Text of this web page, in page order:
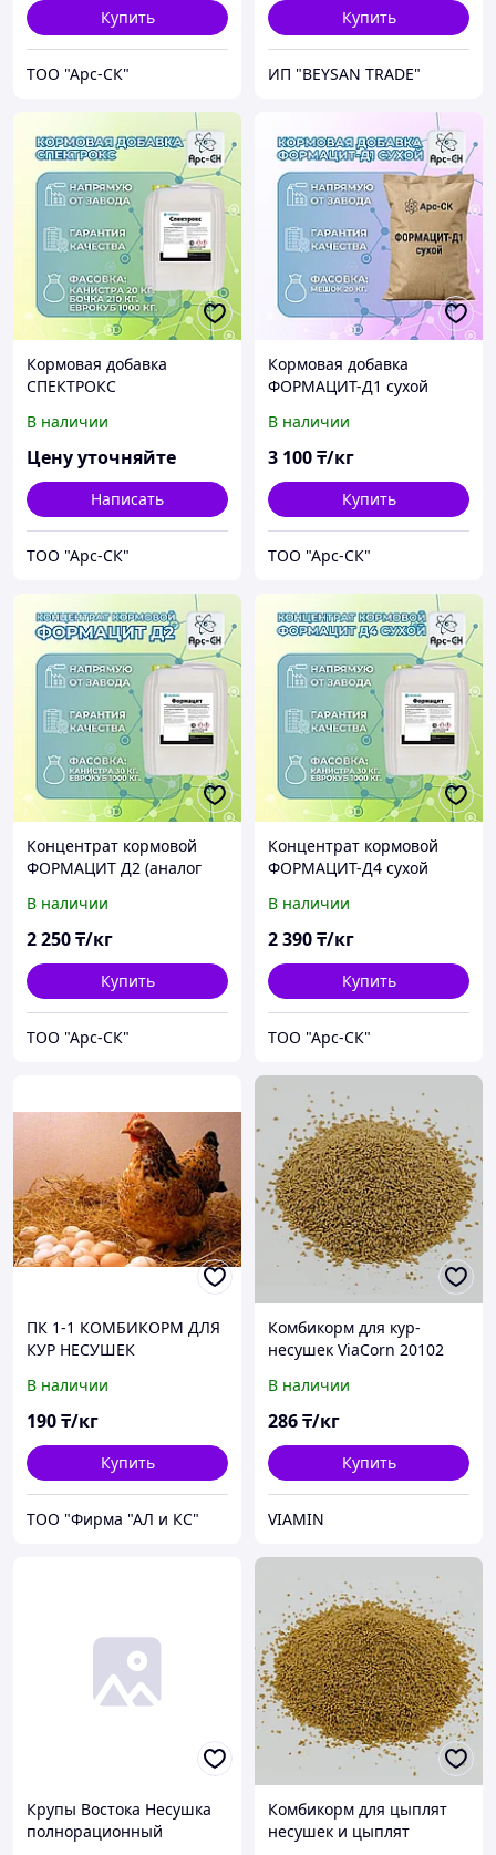
Купить
ТОО "Арс-СК"
Купить
ИП "BEYSAN TRADE"
Кормовая добавка
СПЕКТРОКС
В наличии
Цену уточняйте
Написать
ТОО "Арс-СК"
Кормовая добавка
ФОРМАЦИТ-Д1 сухой
В наличии
3 100₸/кг
Купить
ТОО "Арс-СК"
Концентрат кормовой
ФОРМАЦИТ Д2 (аналог
Форте)
В наличии
2 250₸/кг
Купить
ТОО "Арс-СК"
Концентрат кормовой
ФОРМАЦИТ-Д4 сухой
В наличии
2 390₸/кг
Купить
ТОО "Арс-СК"
ПК 1-1 КОМБИКОРМ ДЛЯ
КУР НЕСУШЕК
В наличии
190₸/кг
Купить
ТОО "Фирма "АЛ и КС"
Комбикорм для кур-
несушек ViaCorn 20102
В наличии
286₸/кг
Купить
VIAMIN
Крупы Востока Несушка
полнорационный
Комбикорм для цыплят
несушек и цыплят